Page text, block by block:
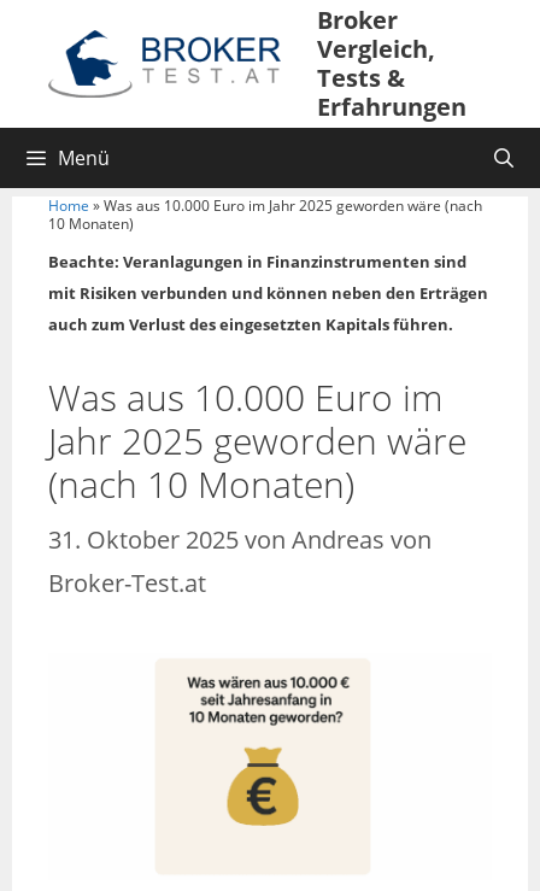
Broker
Vergleich,
Tests &
Erfahrungen
Menü
Home »Was aus 10.000 Euro im Jahr 2025 geworden wäre (nach
10 Monaten)
Beachte: Veranlagungen in Finanzinstrumenten sind
mit Risiken verbunden und können neben den Erträgen
auch zum Verlust des eingesetzten Kapitals führen.
Was aus 10.000 Euro im
Jahr 2025 geworden wäre
(nach 10 Monaten)
31. Oktober 2025von Andreas von
Broker-Test.at